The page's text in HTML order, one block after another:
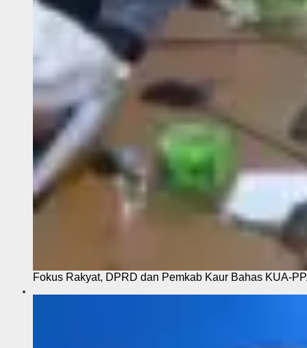
Fokus Rakyat, DPRD dan Pemkab Kaur Bahas KUA-